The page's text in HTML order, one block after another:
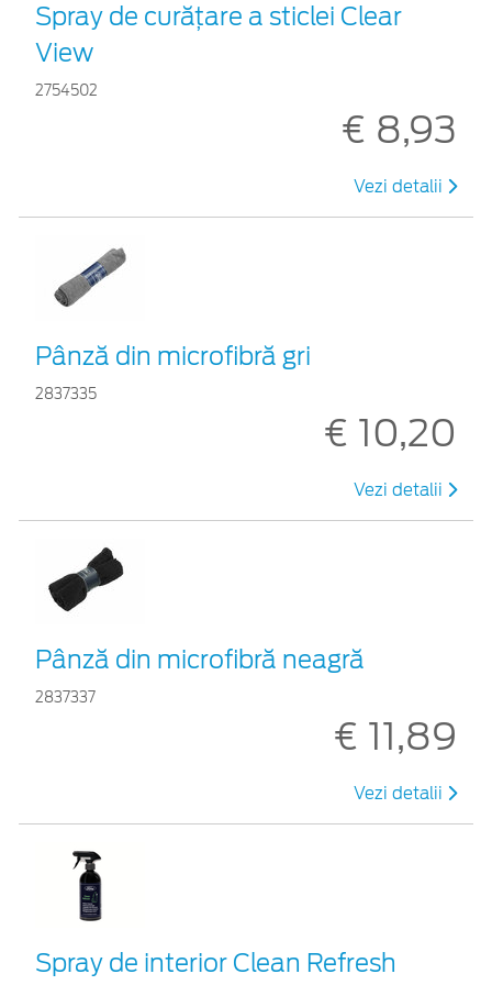
Spray de curățare a sticlei Clear
View
2754502
€ 8,93
Vezi detalii
Pânză din microfibră gri
2837335
€ 10,20
Vezi detalii
Pânză din microfibră neagră
2837337
€ 11,89
Vezi detalii
Spray de interior Clean Refresh